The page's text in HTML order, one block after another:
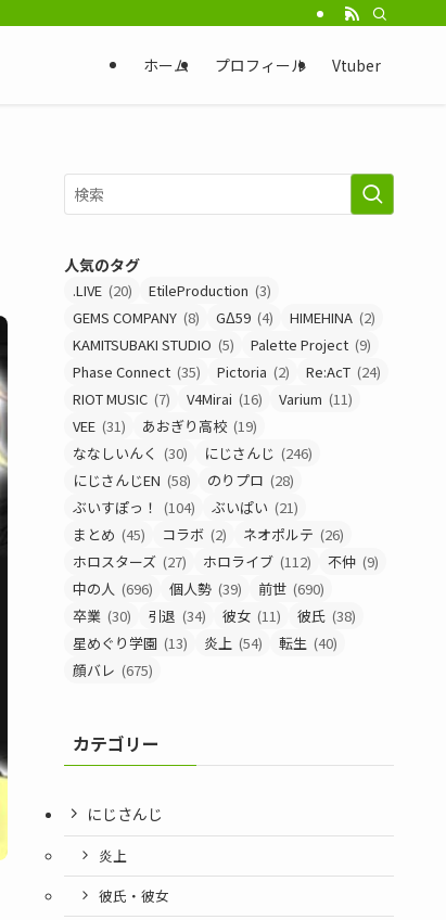
ホーム プロフィール Vtuber
人気のタグ
.LIVE (20) EtileProduction (3)
GEMS COMPANY (8) GΔ59 (4) HIMEHINA (2)
KAMITSUBAKI STUDIO (5) Palette Project (9)
Phase Connect (35) Pictoria (2) Re:AcT (24)
RIOT MUSIC (7) V4Mirai (16) Varium (11)
VEE (31) あおぎり高校 (19)
ななしいんく (30) にじさんじ (246)
にじさんじEN (58) のりプロ (28)
ぶいすぽっ！
(104) ぶいぱい (21)
まとめ (45) コラボ (2) ネオポルテ (26)
ホロスターズ (27) ホロライブ (112) 不仲 (9)
中の人 (696) 個人勢 (39) 前世 (690)
卒業 (30) 引退 (34) 彼女 (11) 彼氏 (38)
星めぐり学園 (13) 炎上 (54) 転生 (40)
顔バレ (675)
カテゴリー
にじさんじ
炎上
彼氏・彼女